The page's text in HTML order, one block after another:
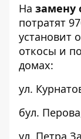
На замену
потратят
установит
откосы и
домах:
ул.
бул.